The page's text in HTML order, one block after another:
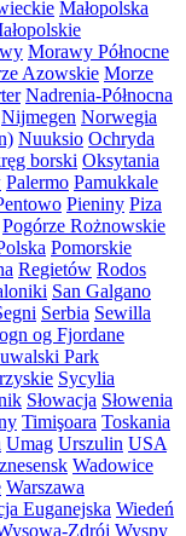
Małopolska
Morawy Północne
Azowskie Morze
Nadrenia-Północna
Nijmegen Norwegia
Nuuksio Ochryda
borski Oksytania
Palermo Pamukkale
Pieniny Piza
Pogórze Rożnowskie
Pomorskie
Regietów Rodos
San Galgano
Serbia Sewilla
og Fjordane
Park
Sycylia
Słowacja Słowenia
Timişoara Toskania
Umag Urszulin USA
Wadowice
Warszawa
Euganejska Wiedeń
Zdrój Wyspy